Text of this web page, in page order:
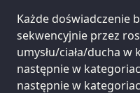
Każde doświadczenie
sekwencyjnie przez
umysłu/ciała/ducha
następnie w
następnie w